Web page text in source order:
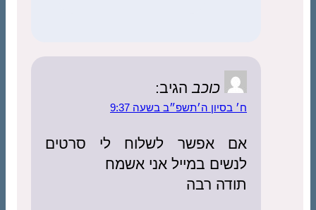
כוכב הגיב:
ח׳ בסיון ה׳תשפ״ב בשעה 9:37
אם אפשר לשלוח לי סרטים
לנשים במייל אני אשמח
תודה רבה